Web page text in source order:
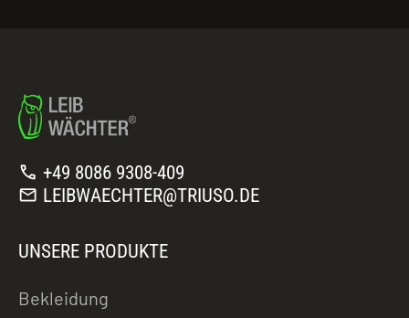
call +49 8086 9308-409
mail LEIBWAECHTER@TRIUSO.DE
UNSERE PRODUKTE
Bekleidung